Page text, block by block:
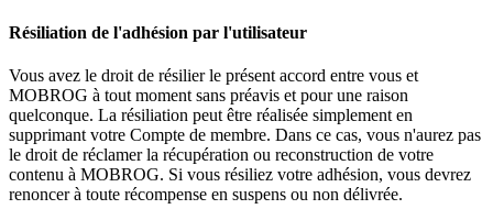
Résiliation de l'adhésion par l'utilisateur
Vous avez le droit de résilier le présent accord entre vous et
MOBROG à tout moment sans préavis et pour une raison
quelconque. La résiliation peut être réalisée simplement en
supprimant votre Compte de membre. Dans ce cas, vous n'aurez pas
le droit de réclamer la récupération ou reconstruction de votre
contenu à MOBROG. Si vous résiliez votre adhésion, vous devrez
renoncer à toute récompense en suspens ou non délivrée.